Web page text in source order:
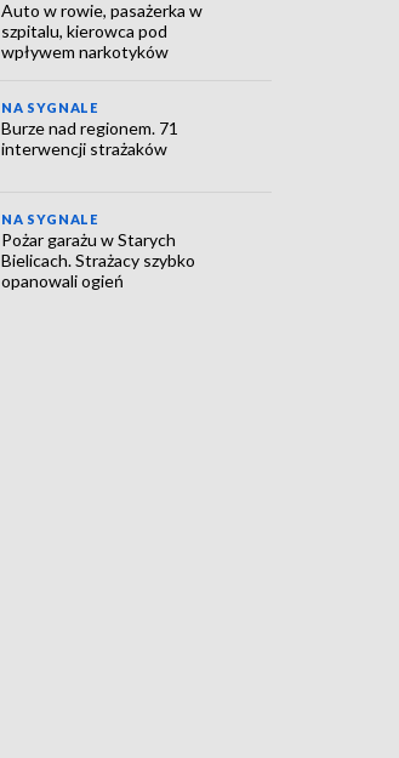
Auto w rowie, pasażerka w
szpitalu, kierowca pod
wpływem narkotyków
NA SYGNALE
Burze nad regionem. 71
interwencji strażaków
NA SYGNALE
Pożar garażu w Starych
Bielicach. Strażacy szybko
opanowali ogień